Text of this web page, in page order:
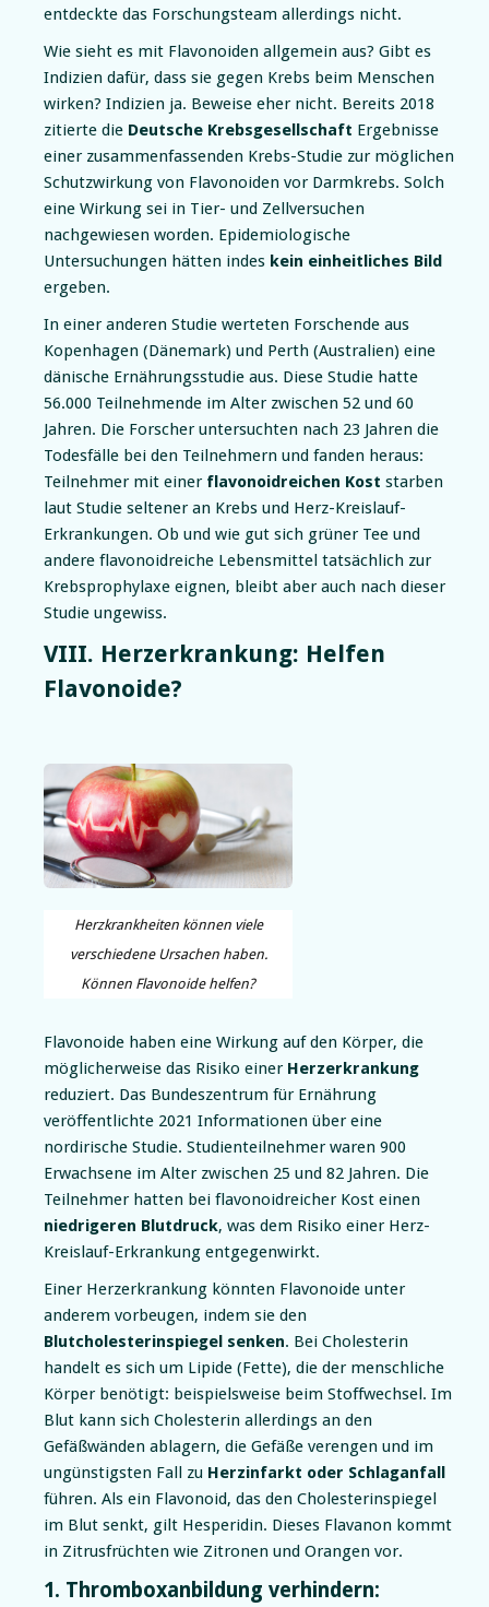
entdeckte das Forschungsteam allerdings nicht.
Wie sieht es mit Flavonoiden allgemein aus? Gibt es
Indizien dafür, dass sie gegen Krebs beim Menschen
wirken? Indizien ja. Beweise eher nicht. Bereits 2018
zitierte die Deutsche Krebsgesellschaft Ergebnisse
einer zusammenfassenden Krebs-Studie zur möglichen
Schutzwirkung von Flavonoiden vor Darmkrebs. Solch
eine Wirkung sei in Tier- und Zellversuchen
nachgewiesen worden. Epidemiologische
Untersuchungen hätten indes kein einheitliches Bild
ergeben.
In einer anderen Studie werteten Forschende aus
Kopenhagen (Dänemark) und Perth (Australien) eine
dänische Ernährungsstudie aus. Diese Studie hatte
56.000 Teilnehmende im Alter zwischen 52 und 60
Jahren. Die Forscher untersuchten nach 23 Jahren die
Todesfälle bei den Teilnehmern und fanden heraus:
Teilnehmer mit einer flavonoidreichen Kost starben
laut Studie seltener an Krebs und Herz-Kreislauf-
Erkrankungen. Ob und wie gut sich grüner Tee und
andere flavonoidreiche Lebensmittel tatsächlich zur
Krebsprophylaxe eignen, bleibt aber auch nach dieser
Studie ungewiss.
VIII. Herzerkrankung: Helfen
Flavonoide?
Herzkrankheiten können viele
verschiedene Ursachen haben.
Können Flavonoide helfen?
Flavonoide haben eine Wirkung auf den Körper, die
möglicherweise das Risiko einer Herzerkrankung
reduziert. Das Bundeszentrum für Ernährung
veröffentlichte 2021 Informationen über eine
nordirische Studie. Studienteilnehmer waren 900
Erwachsene im Alter zwischen 25 und 82 Jahren. Die
Teilnehmer hatten bei flavonoidreicher Kost einen
niedrigeren Blutdruck, was dem Risiko einer Herz-
Kreislauf-Erkrankung entgegenwirkt.
Einer Herzerkrankung könnten Flavonoide unter
anderem vorbeugen, indem sie den
Blutcholesterinspiegel senken. Bei Cholesterin
handelt es sich um Lipide (Fette), die der menschliche
Körper benötigt: beispielsweise beim Stoffwechsel. Im
Blut kann sich Cholesterin allerdings an den
Gefäßwänden ablagern, die Gefäße verengen und im
ungünstigsten Fall zu Herzinfarkt oder Schlaganfall
führen. Als ein Flavonoid, das den Cholesterinspiegel
im Blut senkt, gilt Hesperidin. Dieses Flavanon kommt
in Zitrusfrüchten wie Zitronen und Orangen vor.
1. Thromboxanbildung verhindern: